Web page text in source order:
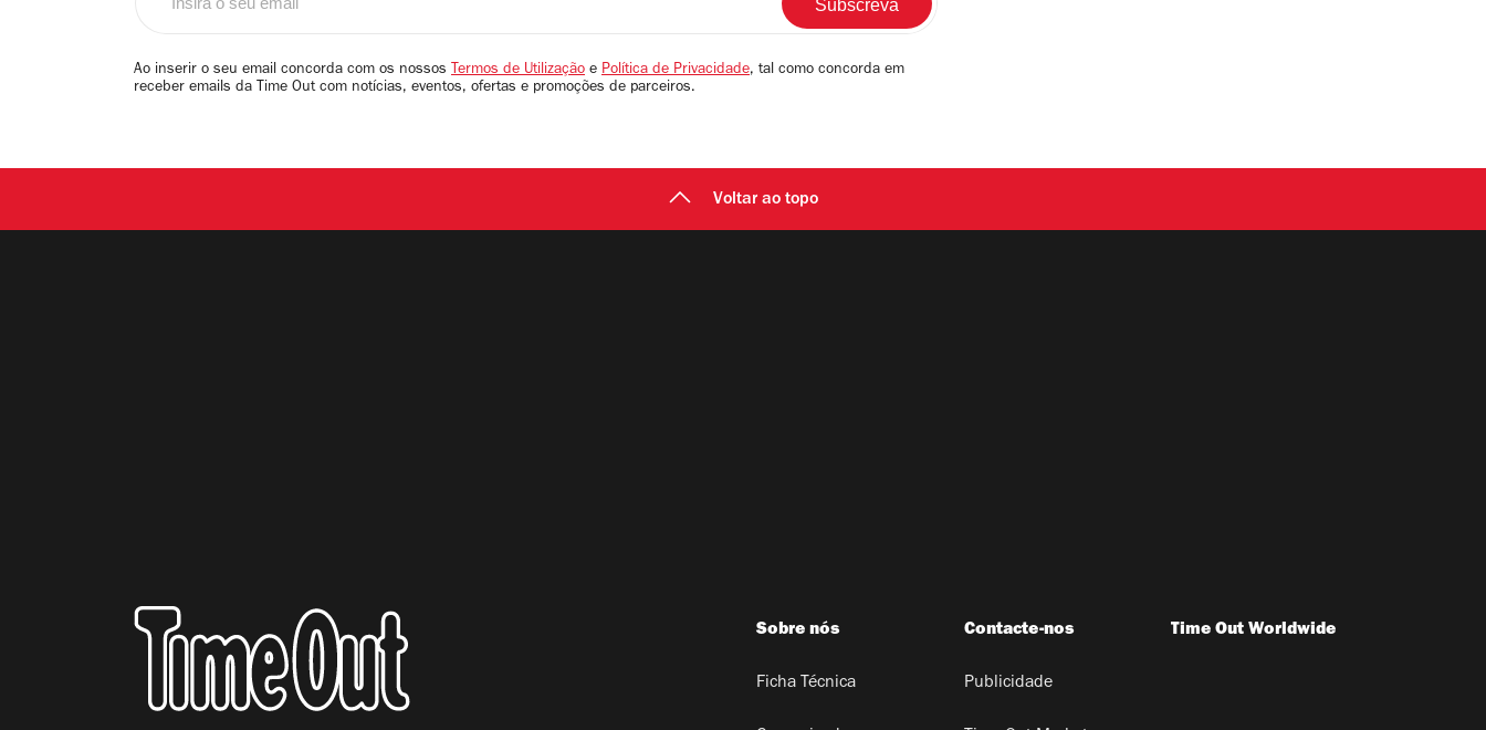
email
Ao inserir o seu email concorda com os nossos Termos de Utilização e Política de Privacidade, tal como concorda em
receber emails da Time Out com notícias, eventos, ofertas e promoções de parceiros.
Voltar ao topo
Sobre nós
Ficha Técnica
Contacte-nos
Publicidade
Time Out Worldwide